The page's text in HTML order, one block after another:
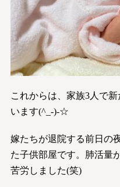
これからは、家族3人で
います(^_-)-☆
嫁たちが退院する前日の
た子供部屋です。肺活量
苦労しました(笑)